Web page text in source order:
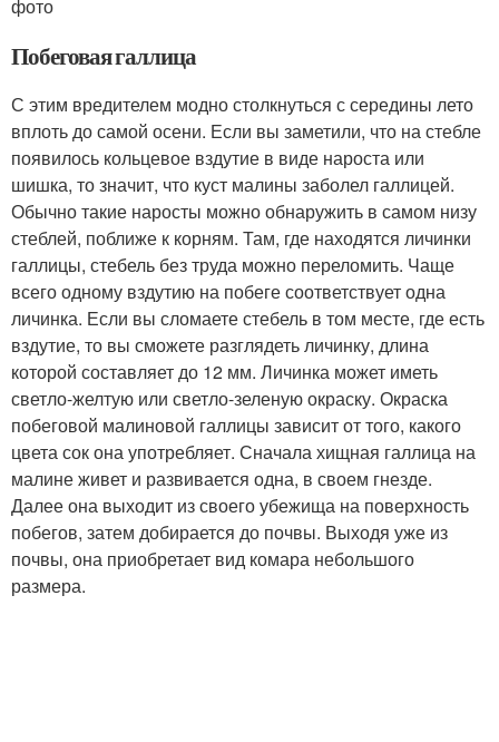
фото
Побеговая галлица
С этим вредителем модно столкнуться с середины лето
вплоть до самой осени. Если вы заметили, что на стебле
появилось кольцевое вздутие в виде нароста или
шишка, то значит, что куст малины заболел галлицей.
Обычно такие наросты можно обнаружить в самом низу
стеблей, поближе к корням. Там, где находятся личинки
галлицы, стебель без труда можно переломить. Чаще
всего одному вздутию на побеге соответствует одна
личинка. Если вы сломаете стебель в том месте, где есть
вздутие, то вы сможете разглядеть личинку, длина
которой составляет до 12 мм. Личинка может иметь
светло-желтую или светло-зеленую окраску. Окраска
побеговой малиновой галлицы зависит от того, какого
цвета сок она употребляет. Сначала хищная галлица на
малине живет и развивается одна, в своем гнезде.
Далее она выходит из своего убежища на поверхность
побегов, затем добирается до почвы. Выходя уже из
почвы, она приобретает вид комара небольшого
размера.